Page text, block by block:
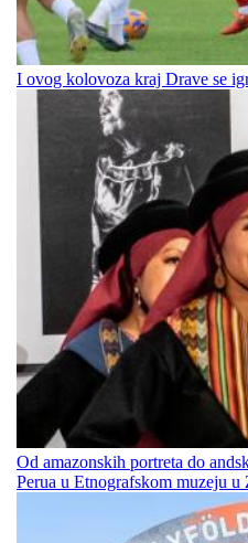
I ovog kolovoza kraj Drave se
Od amazonskih portreta do
Perua u Etnografskom muzeju u